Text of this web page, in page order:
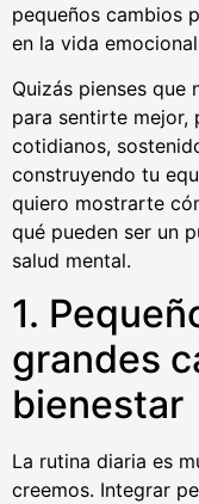
pequeños cambios
en la vida
Quizás pienses que
para sentirte mejor,
cotidianos,
construyendo tu
quiero mostrarte
qué pueden ser un
salud mental.
1.
grandes
bienestar
La rutina diaria es
creemos. Integrar